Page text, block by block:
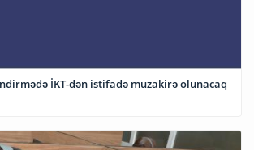
İKT-dən istifadə müzakirə olunacaq